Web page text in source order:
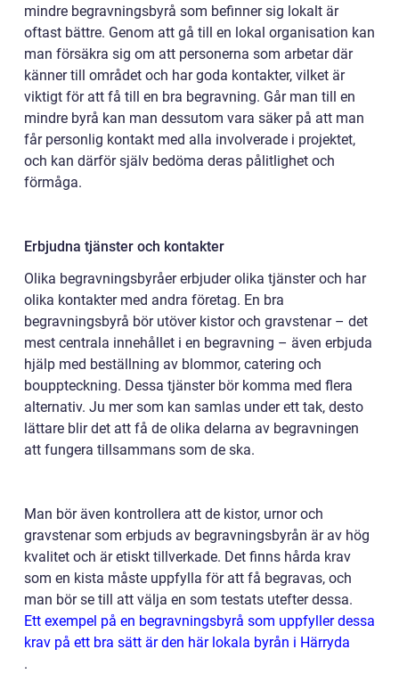
mindre begravningsbyrå som befinner sig lokalt är
oftast bättre. Genom att gå till en lokal organisation kan
man försäkra sig om att personerna som arbetar där
känner till området och har goda kontakter, vilket är
viktigt för att få till en bra begravning. Går man till en
mindre byrå kan man dessutom vara säker på att man
får personlig kontakt med alla involverade i projektet,
och kan därför själv bedöma deras pålitlighet och
förmåga.
Erbjudna tjänster och kontakter
Olika begravningsbyråer erbjuder olika tjänster och har
olika kontakter med andra företag. En bra
begravningsbyrå bör utöver kistor och gravstenar – det
mest centrala innehållet i en begravning – även erbjuda
hjälp med beställning av blommor, catering och
bouppteckning. Dessa tjänster bör komma med flera
alternativ. Ju mer som kan samlas under ett tak, desto
lättare blir det att få de olika delarna av begravningen
att fungera tillsammans som de ska.
Man bör även kontrollera att de kistor, urnor och
gravstenar som erbjuds av begravningsbyrån är av hög
kvalitet och är etiskt tillverkade. Det finns hårda krav
som en kista måste uppfylla för att få begravas, och
man bör se till att välja en som testats utefter dessa.
Ett exempel på en begravningsbyrå som uppfyller dessa
krav på ett bra sätt är den här lokala byrån i Härryda
.